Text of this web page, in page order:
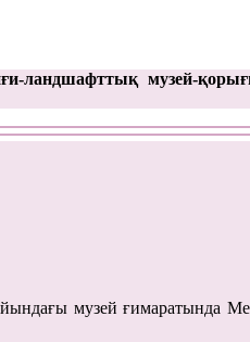
ландшафттық музей-
музей ғимаратында